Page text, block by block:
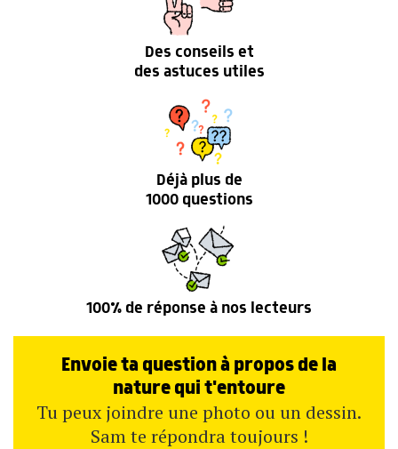
Des conseils et
des astuces utiles
Déjà plus de
1000 questions
100% de réponse à nos lecteurs
Envoie ta question à propos de la
nature qui t'entoure
Tu peux joindre une photo ou un dessin.
Sam te répondra toujours !